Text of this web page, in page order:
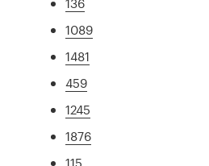
1089
1481
459
1245
1876
115